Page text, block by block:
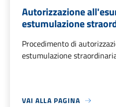
Autorizzazione
estumulazione
Procedimento di
estumulazione
VAI ALLA PAGINA